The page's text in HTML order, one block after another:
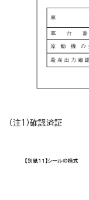
（注1）確認済証